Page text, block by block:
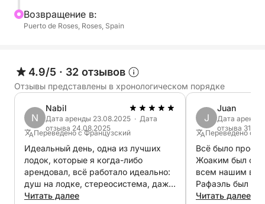
Остановитесь, чтобы искупаться в тихой бухте,
понежьтесь на солнце или добавьте энергии,
выбора: сделать ее спокойной или более
динамичной.
- Быстро доберитесь до потрясающих бухт и
максимально используйте свое время.
- Поплавайте, поныряйте с маской или займитесь
водными видами спорта (по желанию).
- Комфортно отдохните, загорая и отдыхая в
тени.
Bозвращение в:
Puerto de Roses, Roses, Spain
4.9/5 · 32 отзывов
Отзывы представлены в хронологическом порядке
N
Nabil
Дата аренды 23.08.2025 · Дата
отзыва 24.08.2025
Переведено с Французский
Идеальный день, одна из лучших
лодок, которые я когда-либо
арендовал, всё работало идеально:
душ на лодке, стереосистема, даже
прикуриватель для зарядки
Читать далее
J
Juan
Дата аренды
отзыва
Переведено с
Всё было
Жоаким был
всем нашим
Рафаэль был
прошло по
Читать далее